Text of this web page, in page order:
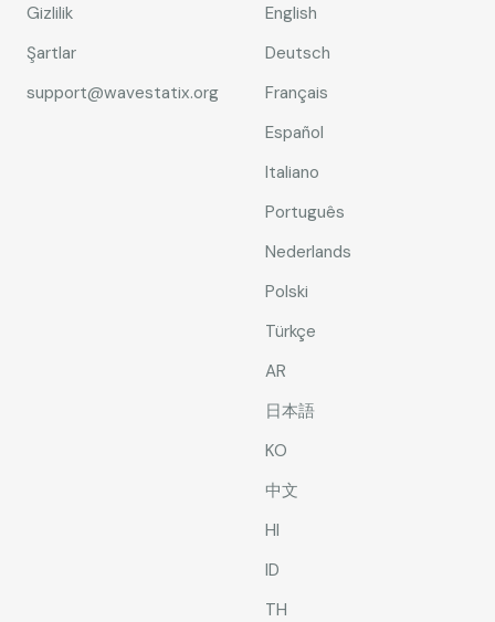
Gizlilik
Şartlar
support@wavestatix.org
English
Deutsch
Français
Español
Italiano
Português
Nederlands
Polski
Türkçe
AR
日本語
KO
中文
HI
ID
TH